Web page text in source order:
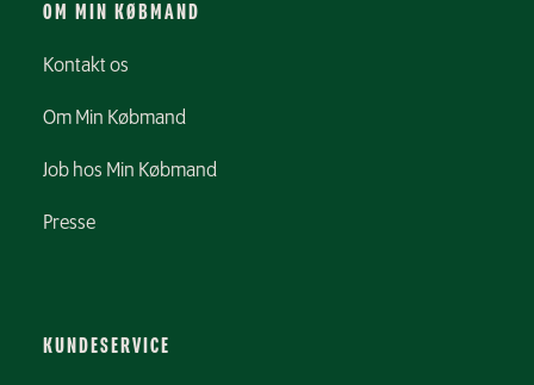
OM MIN KØBMAND
Kontakt os
Om Min Købmand
Job hos Min Købmand
Presse
KUNDESERVICE